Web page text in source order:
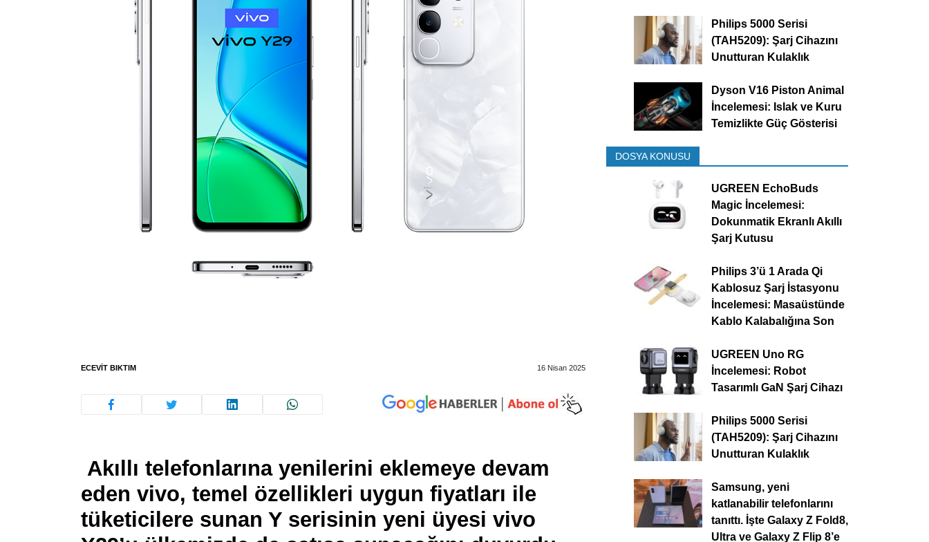
ECEVIT BIKTIM 16 Nisan 2025
Akıllı telefonlarına yenilerini eklemeye devam
eden vivo, temel özellikleri uygun fiyatları ile
tüketicilere sunan Y serisinin yeni üyesi vivo
Philips 5000 Serisi
(TAH5209): Şarj Cihazını
Unutturan Kulaklık
Dyson V16 Piston Animal
İncelemesi: Islak ve Kuru
Temizlikte Güç Gösterisi
DOSYA KONUSU
UGREEN EchoBuds
Magic İncelemesi:
Dokunmatik Ekranlı Akıllı
Şarj Kutusu
Philips 3’ü 1 Arada Qi
Kablosuz Şarj İstasyonu
İncelemesi: Masaüstünde
Kablo Kalabalığına Son
UGREEN Uno RG
İncelemesi: Robot
Tasarımlı GaN Şarj Cihazı
Philips 5000 Serisi
(TAH5209): Şarj Cihazını
Unutturan Kulaklık
Samsung, yeni
katlanabilir telefonlarını
tanıttı. İşte Galaxy Z Fold8,
Ultra ve Galaxy Z Flip 8’e